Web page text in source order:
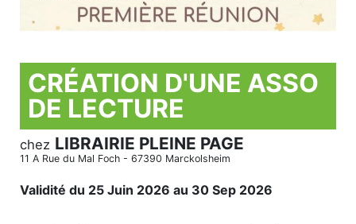
CRÉATION D'UNE ASSO
DE LECTURE
chez LIBRAIRIE PLEINE PAGE
11 A Rue du Mal Foch - 67390 Marckolsheim
Validité du 25 Juin 2026 au 30 Sep 2026